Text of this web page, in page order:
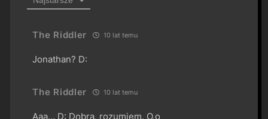
The Riddler 10 lat temu
Jonathan? D:
The Riddler 10 lat temu
Aaa… D: Dobra, rozumiem. O.o